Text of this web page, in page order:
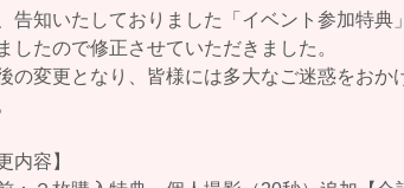
告知いたしておりました「イベント参加特
したので修正させていただきました。
の変更となり、皆様には多大なご迷惑をお
内容】